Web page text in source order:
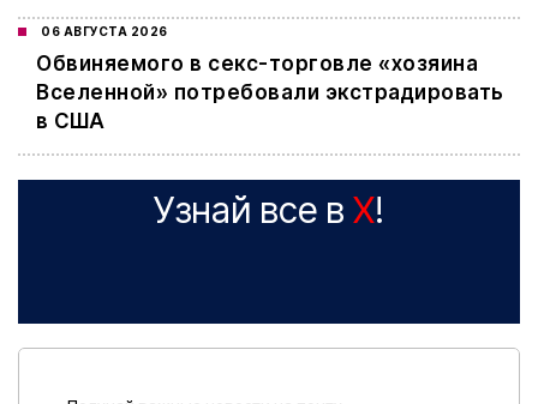
06 АВГУСТА 2026
Обвиняемого в секс-торговле «хозяина
Вселенной» потребовали экстрадировать
в США
Узнай все в X!